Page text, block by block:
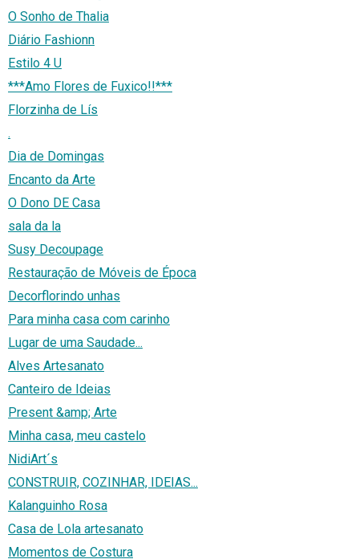
O Sonho de Thalia
Diário Fashionn
Estilo 4 U
***Amo Flores de Fuxico!!***
Florzinha de Lís
.
Dia de Domingas
Encanto da Arte
O Dono DE Casa
sala da la
Susy Decoupage
Restauração de Móveis de Época
Decorflorindo unhas
Para minha casa com carinho
Lugar de uma Saudade...
Alves Artesanato
Canteiro de Ideias
Present &amp; Arte
Minha casa, meu castelo
NidiArt´s
CONSTRUIR, COZINHAR, IDEIAS...
Kalanguinho Rosa
Casa de Lola artesanato
Momentos de Costura